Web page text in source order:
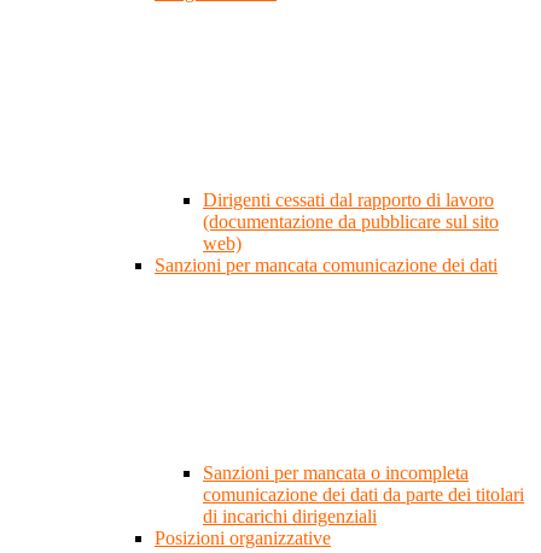
Dirigenti cessati dal rapporto di lavoro
(documentazione da pubblicare sul sito
web)
Sanzioni per mancata comunicazione dei dati
Sanzioni per mancata o incompleta
comunicazione dei dati da parte dei titolari
di incarichi dirigenziali
Posizioni organizzative